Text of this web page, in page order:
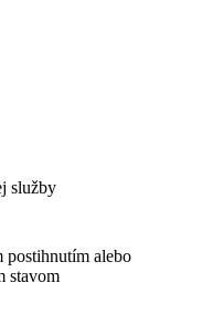
služby
alebo
stavom